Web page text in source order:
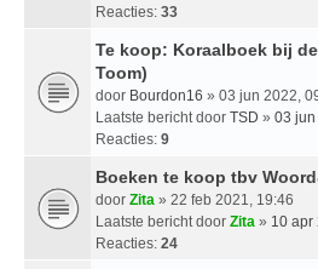
Reacties: 33
Te koop: Koraalboek bij
Toom)
door Bourdon16 » 03 jun 2022,
Laatste bericht door TSD » 03 jun
Reacties: 9
Boeken te koop tbv
door Zita » 22 feb 2021, 19:46
Laatste bericht door Zita » 10 apr
Reacties: 24